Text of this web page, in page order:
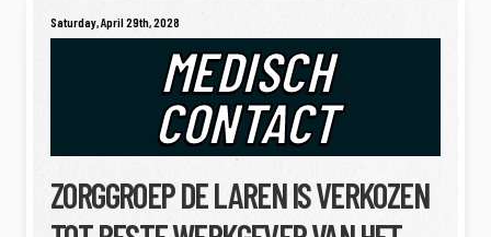
Saturday, April 29th, 2028
MEDISCH
CONTACT
ZORGGROEP DE LAREN IS VERKOZEN